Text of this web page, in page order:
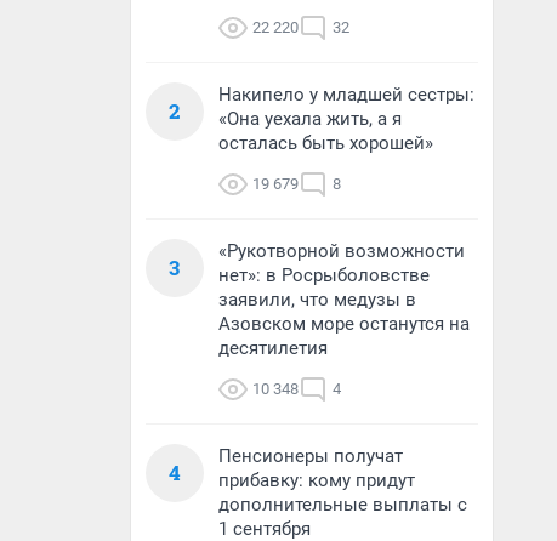
22 220 32
2
Накипело у младшей сестры:
«Она уехала жить, а я
осталась быть хорошей»
19 679 8
3
«Рукотворной возможности
нет»: в Росрыболовстве
заявили, что медузы в
Азовском море останутся на
десятилетия
10 348 4
4
Пенсионеры получат
прибавку: кому придут
дополнительные выплаты с
1 сентября